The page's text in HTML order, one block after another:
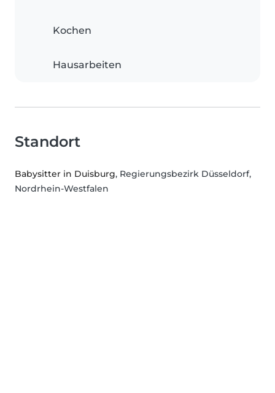
Kochen
Hausarbeiten
Standort
Babysitter in Duisburg, Regierungsbezirk Düsseldorf,
Nordrhein-Westfalen